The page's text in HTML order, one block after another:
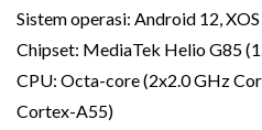
Sistem operasi: Android 12,
Chipset: MediaTek Helio G85
CPU: Octa-core (2x2.0 GHz
Cortex-A55)